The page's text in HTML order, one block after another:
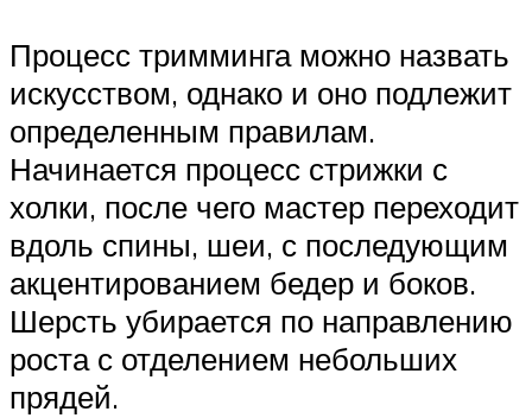
Процесс тримминга можно назвать
искусством, однако и оно подлежит
определенным правилам.
Начинается процесс стрижки с
холки, после чего мастер переходит
вдоль спины, шеи, с последующим
акцентированием бедер и боков.
Шерсть убирается по направлению
роста с отделением небольших
прядей.